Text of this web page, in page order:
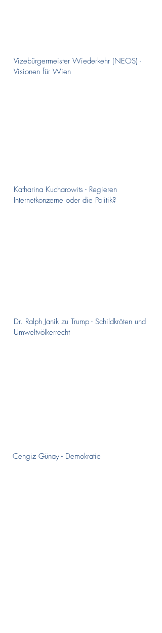
Vizebürgermeister Wiederkehr (NEOS) -
Visionen für Wien
Katharina Kucharowits - Regieren
Internetkonzerne oder die Politik?
Dr. Ralph Janik zu Trump - Schildkröten und
Umweltvölkerrecht
Cengiz Günay - Demokratie